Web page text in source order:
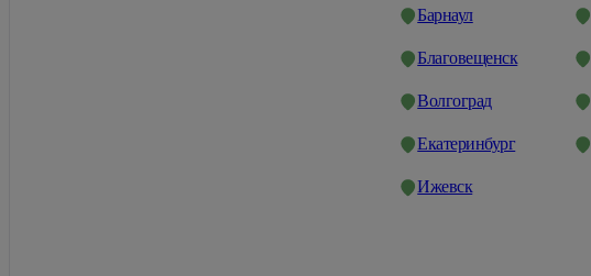
Барнаул
Благовещенск
Волгоград
Екатеринбург
Ижевск